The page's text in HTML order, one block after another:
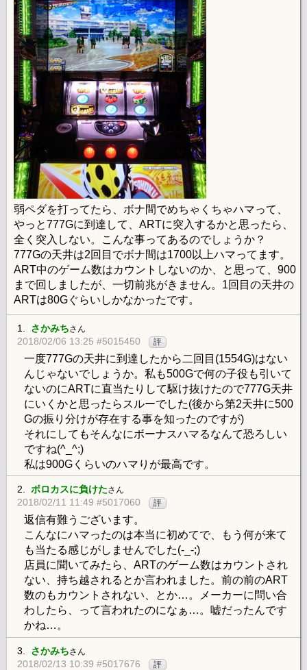
弱ペダを打ってたら、ボナ間でめちゃくちゃハマって、
やっと777Gに到達して、ARTに突入するかと思ったら、
全く突入しない。こんな事ってあるのでしょうか？
777Gの天井は2回目でボナ間は1700以上ハマってます。
ART中のゲーム数はカウントしないのか、と思って、900
まで回しましたが、一切前兆がきません。1回目の天井の
ARTは80Gぐらいしかなかったです。
1. さかみちさん
2018/02/06 13:25 #5015450 評
一度777Gの天井に到達したから二回目(1554G)はない
んじゃないでしょうか。私も500Gで何の子役も引いて
ないのにARTに直当たりして駆け抜けたので777G天井
にいくかと思ったらスルーでした(後から第2天井に500
Gの振り分けが存在する事を知ったのですが)
それにしてもそんなにボーナスハマるなんて恐ろしい
ですね(^_^;)
私は900Gくらいのハマりが最高です。
2. ボロカスに負けたさん
2018/02/11 11:49 #5017060 評
返信有難うございます。
こんなにハマったのは本当に初めてで、もう何が来て
も当たる感じがしませんでした(-_-;)
店員に聞いてみたら、ARTのゲーム数はカウントされ
ない、持ち越されるとか言われました。前の前のART
数のもカウントされない、とか…。メーカーに問い合
わしたら、って言われたのになぁ…。嘘だったんです
かね…。
3. さかみちさん
2018/02/13 10:39 #5017676 評